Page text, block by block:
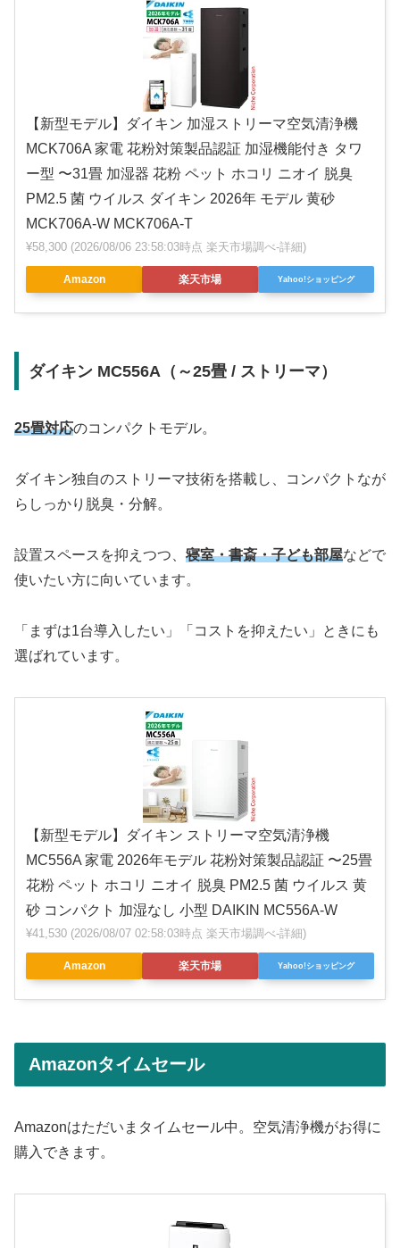
【新型モデル】ダイキン 加湿ストリーマ空気清浄機
MCK706A 家電 花粉対策製品認証 加湿機能付き タワ
ー型 〜31畳 加湿器 花粉 ペット ホコリ ニオイ 脱臭
PM2.5 菌 ウイルス ダイキン 2026年 モデル 黄砂
MCK706A-W MCK706A-T
¥58,300 (2026/08/06 23:58:03時点 楽天市場調べ-詳細)
Amazon 楽天市場 Yahoo!ショッピング
ダイキン MC556A（～25畳 / ストリーマ）
25畳対応のコンパクトモデル。
ダイキン独自のストリーマ技術を搭載し、コンパクトなが
らしっかり脱臭・分解。
設置スペースを抑えつつ、 寝室・書斎・子ども部屋などで
使いたい方に向いています。
「まずは1台導入したい」「コストを抑えたい」ときにも
選ばれています。
【新型モデル】ダイキン ストリーマ空気清浄機
MC556A 家電 2026年モデル 花粉対策製品認証 〜25畳
花粉 ペット ホコリ ニオイ 脱臭 PM2.5 菌 ウイルス 黄
砂 コンパクト 加湿なし 小型 DAIKIN MC556A-W
¥41,530 (2026/08/07 02:58:03時点 楽天市場調べ-詳細)
Amazon 楽天市場 Yahoo!ショッピング
Amazonタイムセール
Amazonはただいまタイムセール中。空気清浄機がお得に
購入できます。